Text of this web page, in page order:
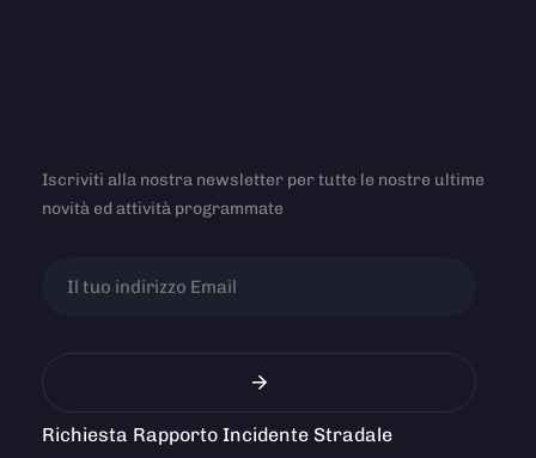
Iscriviti alla nostra newsletter per tutte le nostre ultime
novità ed attività programmate
Richiesta Rapporto Incidente Stradale